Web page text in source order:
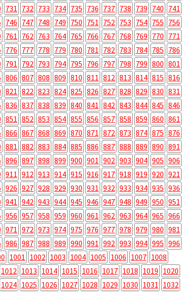
731 732 733 734 735 736 737 738 739 740 741
746 747 748 749 750 751 752 753 754 755 756
761 762 763 764 765 766 767 768 769 770 771
776 777 778 779 780 781 782 783 784 785 786
791 792 793 794 795 796 797 798 799 800 801
806 807 808 809 810 811 812 813 814 815 816
821 822 823 824 825 826 827 828 829 830 831
836 837 838 839 840 841 842 843 844 845 846
851 852 853 854 855 856 857 858 859 860 861
866 867 868 869 870 871 872 873 874 875 876
881 882 883 884 885 886 887 888 889 890 891
896 897 898 899 900 901 902 903 904 905 906
911 912 913 914 915 916 917 918 919 920 921
926 927 928 929 930 931 932 933 934 935 936
941 942 943 944 945 946 947 948 949 950 951
956 957 958 959 960 961 962 963 964 965 966
971 972 973 974 975 976 977 978 979 980 981
986 987 988 989 990 991 992 993 994 995 996
1001 1002 1003 1004 1005 1006 1007 1008
1012 1013 1014 1015 1016 1017 1018 1019 1020
1024 1025 1026 1027 1028 1029 1030 1031 1032